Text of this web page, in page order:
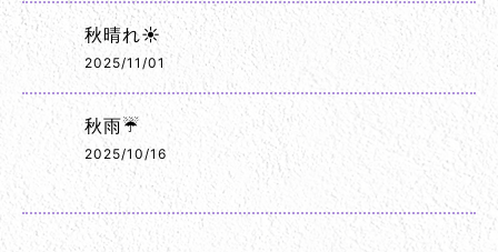
秋晴れ☀️
2025/11/01
秋雨☔
2025/10/16